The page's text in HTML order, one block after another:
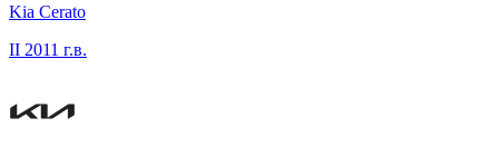
Kia Cerato
II 2011 г.в.